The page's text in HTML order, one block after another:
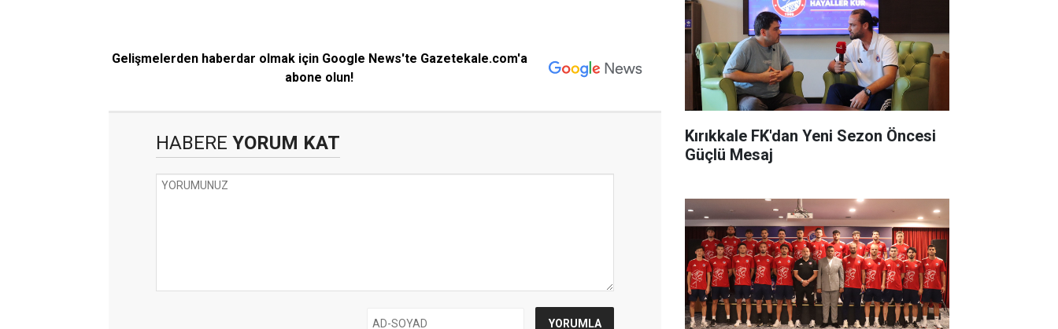
Gelişmelerden haberdar olmak için Google News'te Gazetekale.com'a
abone olun!
HABERE YORUM KAT
Kırıkkale FK'dan Yeni Sezon Öncesi
Güçlü Mesaj